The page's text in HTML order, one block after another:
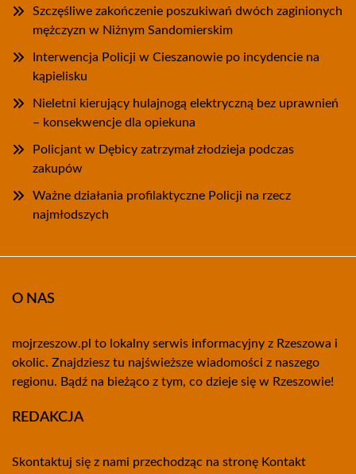
Szczęśliwe zakończenie poszukiwań dwóch zaginionych
mężczyzn w Niżnym Sandomierskim
Interwencja Policji w Cieszanowie po incydencie na
kąpielisku
Nieletni kierujący hulajnogą elektryczną bez uprawnień
– konsekwencje dla opiekuna
Policjant w Dębicy zatrzymał złodzieja podczas
zakupów
Ważne działania profilaktyczne Policji na rzecz
najmłodszych
O NAS
mojrzeszow.pl to lokalny serwis informacyjny z Rzeszowa i
okolic. Znajdziesz tu najświeższe wiadomości z naszego
regionu. Bądź na bieżąco z tym, co dzieje się w Rzeszowie!
REDAKCJA
Skontaktuj się z nami przechodząc na stronę Kontakt